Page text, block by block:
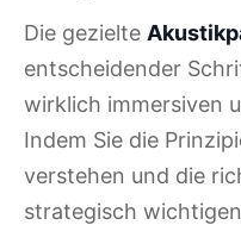
Die gezielte
entscheidender
wirklich immersiven
Indem Sie die
verstehen und die
strategisch